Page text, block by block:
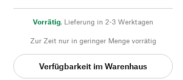
Vorrätig, Lieferung in 2-3 Werktagen
Zur Zeit nur in geringer Menge vorrätig
Verfügbarkeit im Warenhaus